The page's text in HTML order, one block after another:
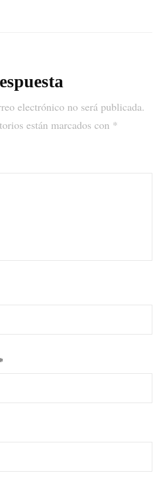
electrónico no será publicada.
están marcados con *